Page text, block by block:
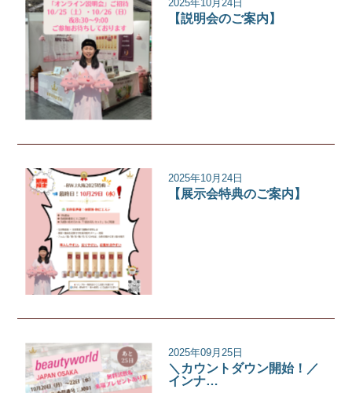
2025年10月24日
【説明会のご案内】
2025年10月24日
【展示会特典のご案内】
2025年09月25日
＼カウントダウン開始！／
インナ…